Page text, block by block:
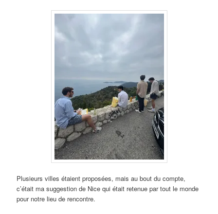
Plusieurs villes étaient proposées, mais au bout du compte,
c’était ma suggestion de Nice qui était retenue par tout le monde
pour notre lieu de rencontre.